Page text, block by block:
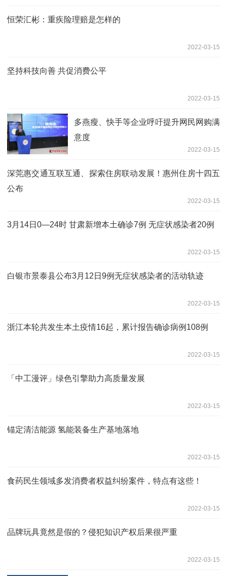
恒荣汇彬：重疾险理赔是怎样的
2022-03-15
坚持科技向善 共促消费公平
2022-03-15
多燕瘦、快手等企业呼吁提升网民网购满
意度
2022-03-15
深莞惠交通互联互通、探索住房联动发展！惠州住房十四五
公布
2022-03-15
3月14日0—24时 甘肃新增本土确诊7例 无症状感染者20例
2022-03-15
白银市景泰县公布3月12日9例无症状感染者的活动轨迹
2022-03-15
浙江本轮共发生本土疫情16起，累计报告确诊病例108例
2022-03-15
「中工漫评」绿色引擎助力高质量发展
2022-03-15
锚定清洁能源 氢能装备生产基地落地
2022-03-15
食药民生领域多发消费者权益纠纷案件，特点有这些！
2022-03-15
品牌玩具竟然是假的？侵犯知识产权后果很严重
2022-03-15